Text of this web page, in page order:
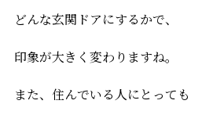
どんな玄関ドアにするかで、
印象が大きく変わりますね。
また、住んでいる人にとっても